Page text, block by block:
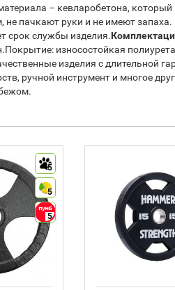
– кевларобетона,
пачкают руки и не имеют
срок службы изделия.
износостойкая
изделия с длительной
ручной инструмент и многое
5
5
5